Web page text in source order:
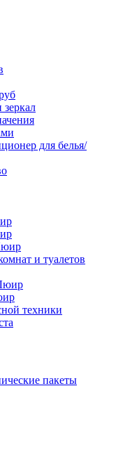
зеркал
для белья/
и туалетов
техники
пакеты